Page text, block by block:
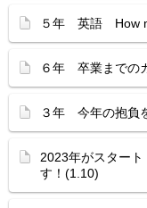
５年 英語 How
６年 卒業までの
３年 今年の抱負
2023年がスター
す！(1.10)